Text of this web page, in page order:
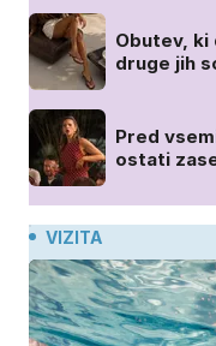
Obutev, ki
druge jih
Pred
ostati
VIZITA